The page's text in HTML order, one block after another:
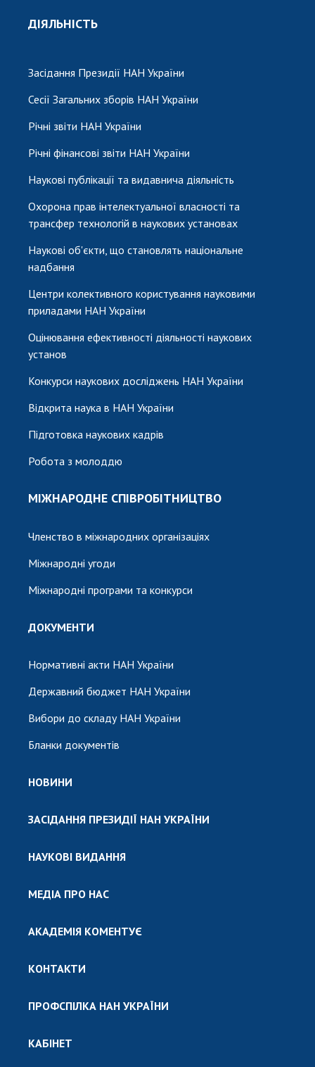
ДІЯЛЬНІСТЬ
Засідання Президії НАН України
Сесії Загальних зборів НАН України
Річні звіти НАН України
Річні фінансові звіти НАН України
Наукові публікації та видавнича діяльність
Охорона прав інтелектуальної власності та
трансфер технологій в наукових установах
Наукові об'єкти, що становлять національне
надбання
Центри колективного користування науковими
приладами НАН України
Оцінювання ефективності діяльності наукових
установ
Конкурси наукових досліджень НАН України
Відкрита наука в НАН України
Підготовка наукових кадрів
Робота з молоддю
МІЖНАРОДНЕ СПІВРОБІТНИЦТВО
Членство в міжнародних організаціях
Міжнародні угоди
Міжнародні програми та конкурси
ДОКУМЕНТИ
Нормативні акти НАН України
Державний бюджет НАН України
Вибори до складу НАН України
Бланки документів
НОВИНИ
ЗАСІДАННЯ ПРЕЗИДІЇ НАН УКРАЇНИ
НАУКОВІ ВИДАННЯ
МЕДІА ПРО НАС
АКАДЕМІЯ КОМЕНТУЄ
КОНТАКТИ
ПРОФСПІЛКА НАН УКРАЇНИ
КАБІНЕТ